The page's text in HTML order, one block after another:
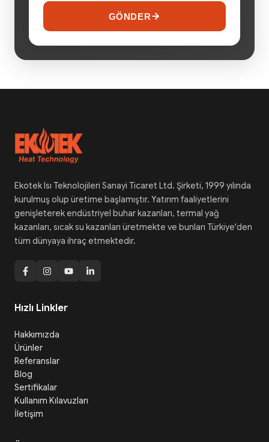
GÖNDER
Ekotek Isı Teknolojileri Sanayi Ticaret Ltd. Şirketi, 1999 yılında
kurulmuş olup üretime başlamıştır. Yatırım faaliyetlerini
genişleterek endüstriyel buhar kazanları, termal yağ
kazanları, sıcak su kazanları üretmekte ve bunları Türkiye'den
tüm dünyaya ihraç etmektedir.
Hızlı Linkler
Hakkımızda
Ürünler
Referanslar
Blog
Sertifikalar
Kullanım Kılavuzları
İletişim